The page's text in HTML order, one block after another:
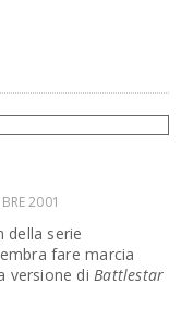
2001
della serie
fare marcia
versione diBattlestar